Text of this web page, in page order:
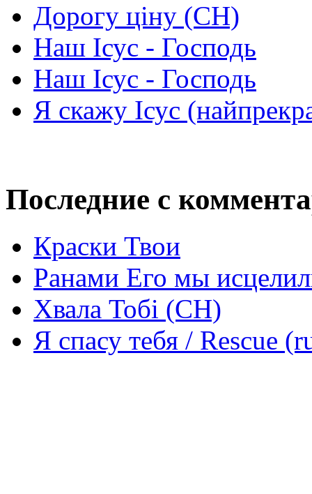
Дорогу ціну (СН)
Наш Ісус - Господь
Наш Ісус - Господь
Я скажу Ісус
Последние с
Краски Твои
Ранами Его мы
Хвала Тобі (СН)
Я спасу тебя / Rescue